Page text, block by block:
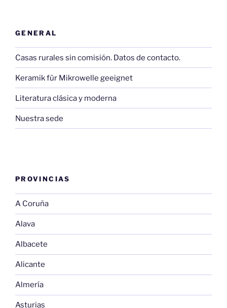
GENERAL
Casas rurales sin comisión. Datos de contacto.
Keramik für Mikrowelle geeignet
Literatura clásica y moderna
Nuestra sede
PROVINCIAS
A Coruña
Alava
Albacete
Alicante
Almería
Asturias